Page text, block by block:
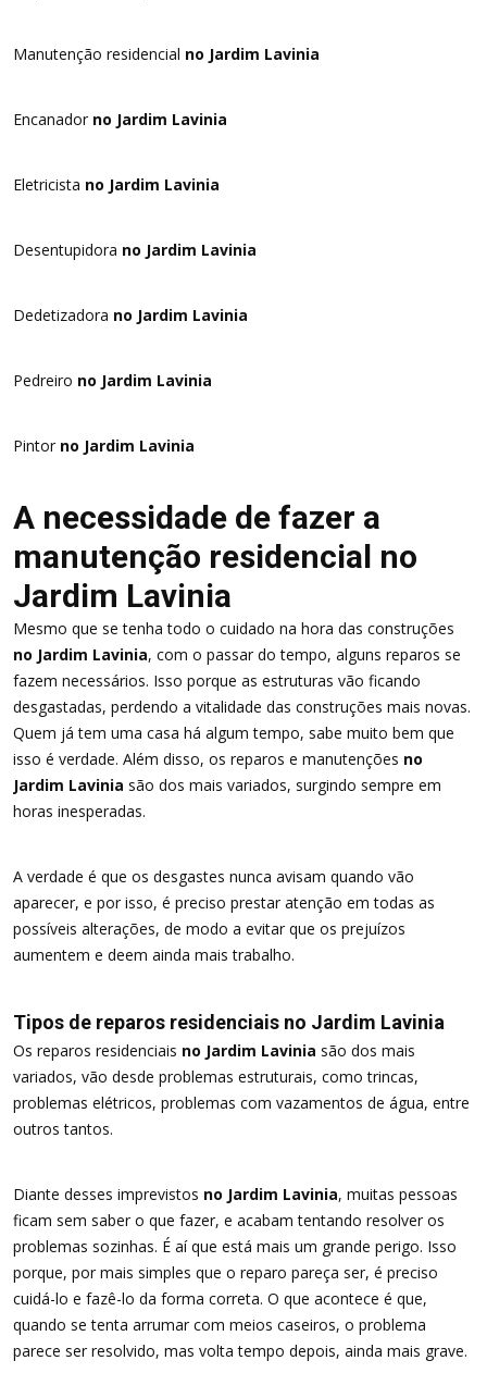
Manutenção residencial no Jardim Lavinia
Encanador no Jardim Lavinia
Eletricista no Jardim Lavinia
Desentupidora no Jardim Lavinia
Dedetizadora no Jardim Lavinia
Pedreiro no Jardim Lavinia
Pintor no Jardim Lavinia
A necessidade de fazer a
manutenção residencial no
Jardim Lavinia
Mesmo que se tenha todo o cuidado na hora das construções
no Jardim Lavinia, com o passar do tempo, alguns reparos se
fazem necessários. Isso porque as estruturas vão ficando
desgastadas, perdendo a vitalidade das construções mais novas.
Quem já tem uma casa há algum tempo, sabe muito bem que
isso é verdade. Além disso, os reparos e manutenções no
Jardim Lavinia são dos mais variados, surgindo sempre em
horas inesperadas.
A verdade é que os desgastes nunca avisam quando vão
aparecer, e por isso, é preciso prestar atenção em todas as
possíveis alterações, de modo a evitar que os prejuízos
aumentem e deem ainda mais trabalho.
Tipos de reparos residenciais no Jardim Lavinia
Os reparos residenciais no Jardim Lavinia são dos mais
variados, vão desde problemas estruturais, como trincas,
problemas elétricos, problemas com vazamentos de água, entre
outros tantos.
Diante desses imprevistos no Jardim Lavinia, muitas pessoas
ficam sem saber o que fazer, e acabam tentando resolver os
problemas sozinhas. É aí que está mais um grande perigo. Isso
porque, por mais simples que o reparo pareça ser, é preciso
cuidá-lo e fazê-lo da forma correta. O que acontece é que,
quando se tenta arrumar com meios caseiros, o problema
parece ser resolvido, mas volta tempo depois, ainda mais grave.